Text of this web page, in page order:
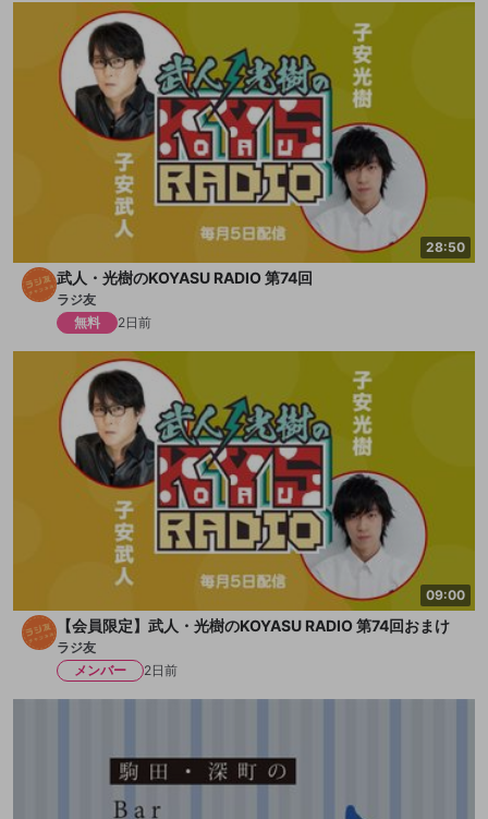
28:50
武人・光樹のKOYASU RADIO 第74回
ラジ友
無料
2日前
09:00
【会員限定】武人・光樹のKOYASU RADIO 第74回おまけ
ラジ友
メンバー
2日前